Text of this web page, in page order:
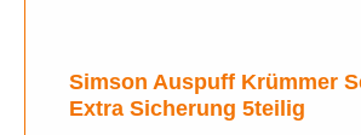
Simson Auspuff Krümmer
Extra Sicherung 5teilig